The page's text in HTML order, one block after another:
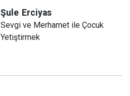
Şule Erciyas
Sevgi ve Merhamet ile Çocuk
Yetiştirmek